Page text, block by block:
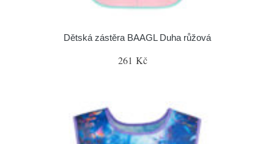
Dětská zástěra BAAGL Duha růžová
261 Kč